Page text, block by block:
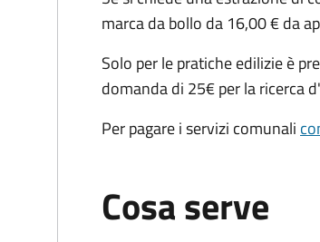
marca da bollo da 16,00 € da
Solo per le pratiche edilizie è
domanda di 25€ per la ricerca
Per pagare i servizi comunali
Cosa serve